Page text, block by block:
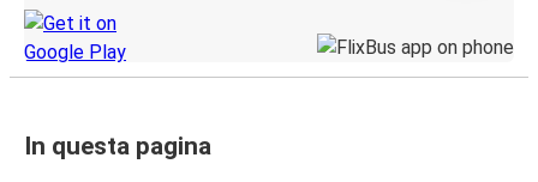
In questa pagina